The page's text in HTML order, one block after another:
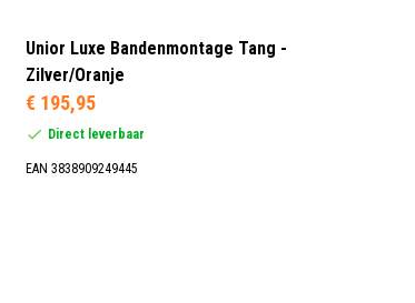
Unior Luxe Bandenmontage Tang -
Zilver/Oranje
€ 195,95
Direct leverbaar
EAN 3838909249445